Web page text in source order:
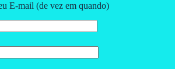
E-mail (de vez em quando)